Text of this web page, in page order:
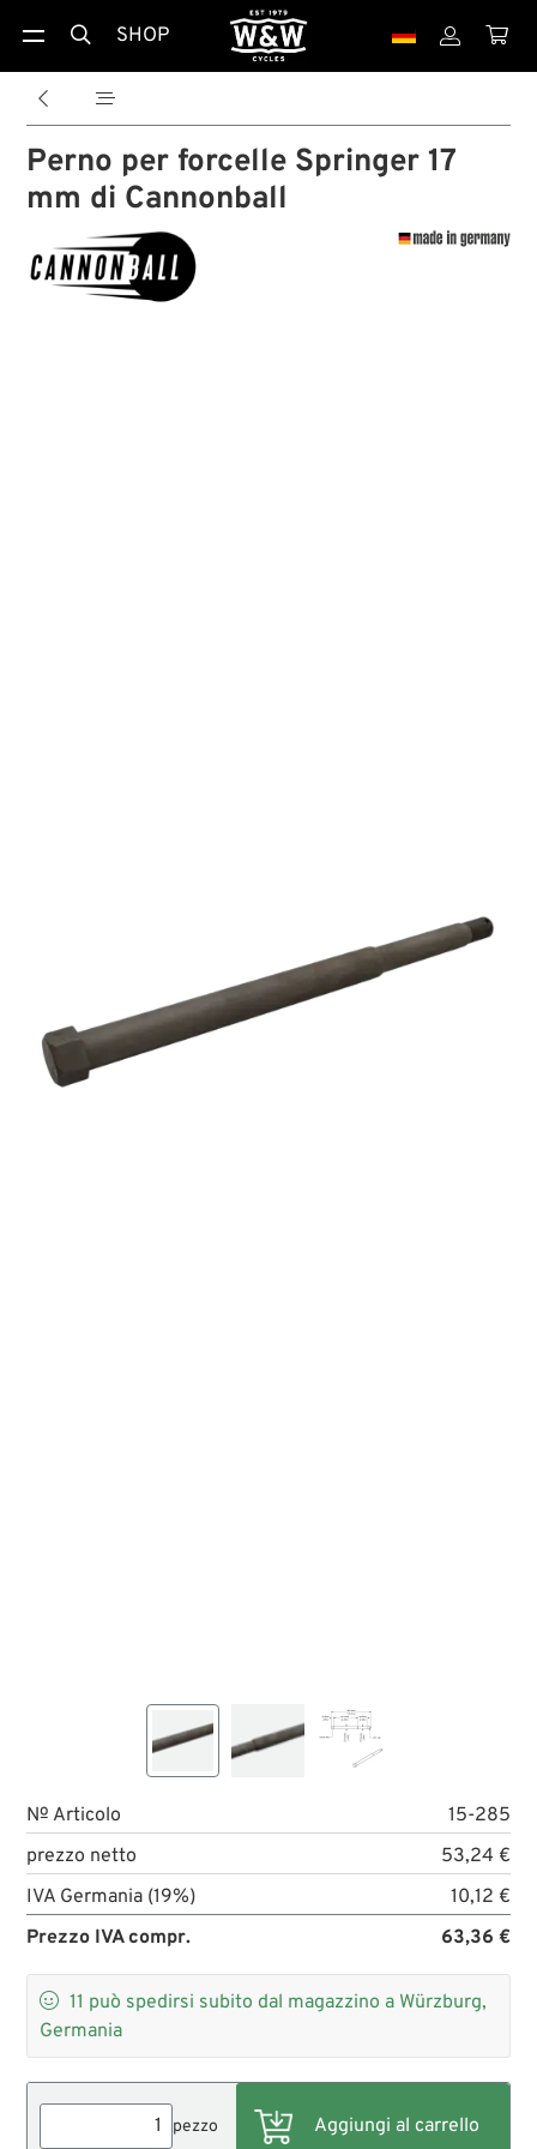
 SHOP  
 
Perno per forcelle Springer 17
mm di Cannonball
№ Articolo
15-285
prezzo netto
53,24 €
IVA Germania (19%)
10,12 €
Prezzo IVA compr.
63,36 €
 11 può spedirsi subito dal magazzino a Würzburg,
Germania
pezzo